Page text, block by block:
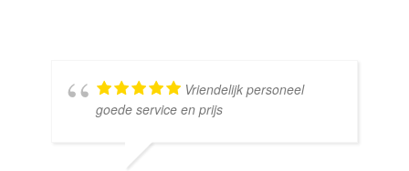
Vriendelijk personeel
goede service en prijs